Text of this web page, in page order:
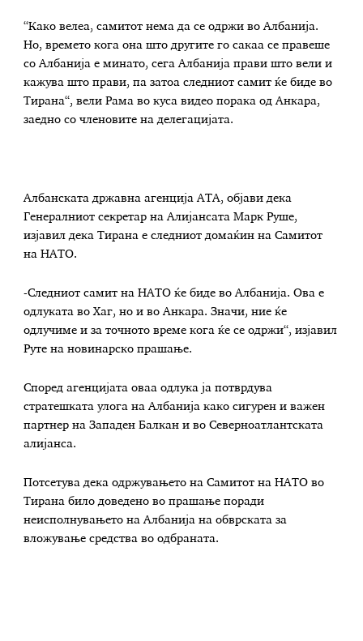
“Како велеа, самитот нема да се одржи во Албанија.
Но, времето кога она што другите го сакаа се правеше
со Албанија е минато, сега Албанија прави што вели и
кажува што прави, па затоа следниот самит ќе биде во
Тирана“, вели Рама во куса видео порака од Анкара,
заедно со членовите на делегацијата.
Албанската државна агенција АТА, објави дека
Генералниот секретар на Алијансата Марк Руше,
изјавил дека Тирана е следниот домаќин на Самитот
на НАТО.
-Следниот самит на НАТО ќе биде во Албанија. Ова е
одлуката во Хаг, но и во Анкара. Значи, ние ќе
одлучиме и за точното време кога ќе се одржи“, изјавил
Руте на новинарско прашање.
Според агенцијата оваа одлука ја потврдува
стратешката улога на Албанија како сигурен и важен
партнер на Западен Балкан и во Северноатлантската
алијанса.
Потсетува дека одржувањето на Самитот на НАТО во
Тирана било доведено во прашање поради
неисполнувањето на Албанија на обврската за
вложување средства во одбраната.